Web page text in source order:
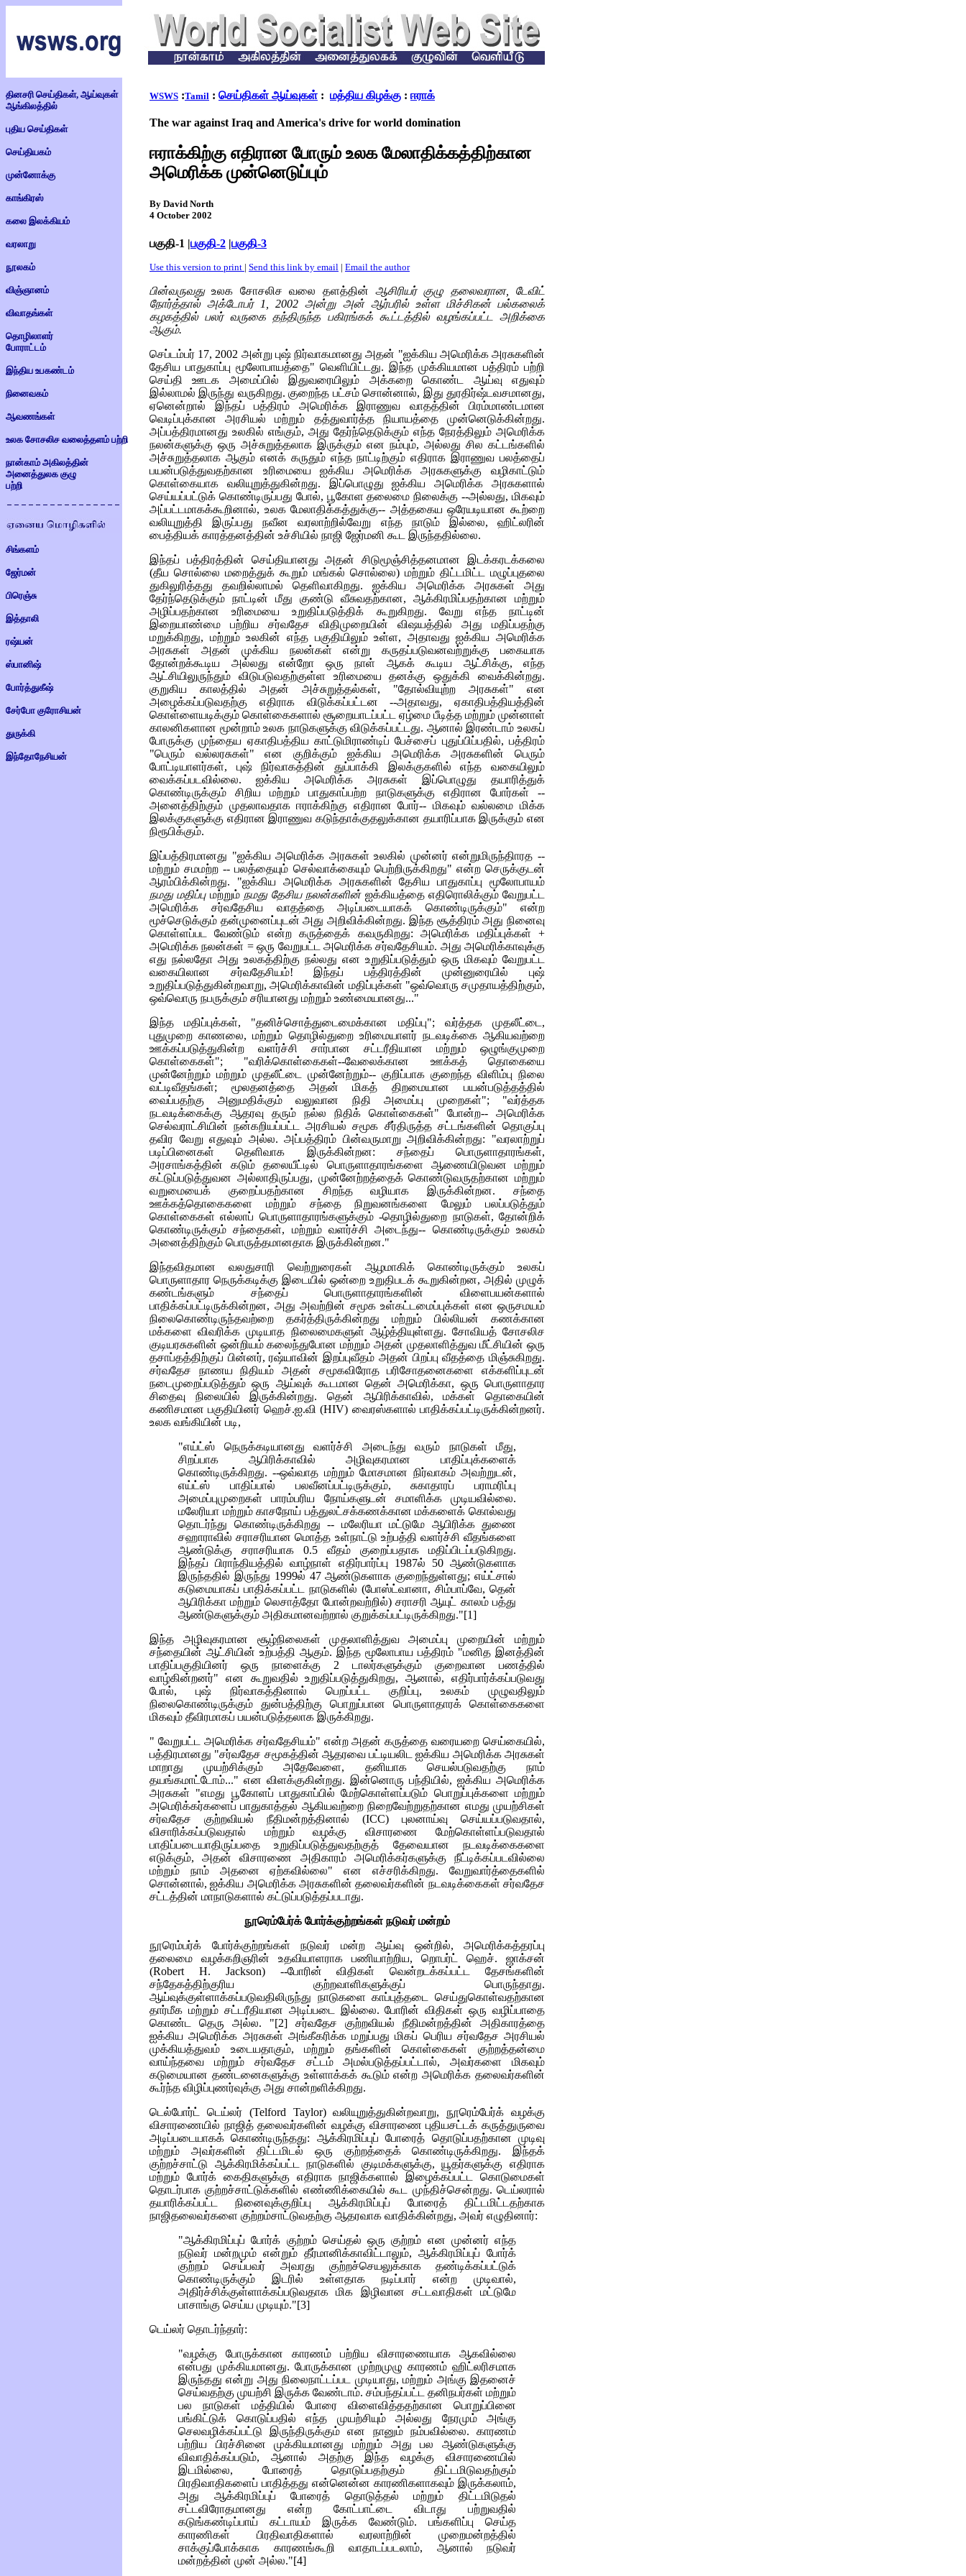
தினசரி செய்திகள், ஆய்வுகள்
ஆங்கிலத்தில்
புதிய செய்திகள்
செய்தியகம்
முன்னோக்கு
காங்கிரஸ்
கலை இலக்கியம்
வரலாறு
நூலகம்
விஞ்ஞானம்
விவாதங்கள்
தொழிலாளர்
போராட்டம்
இந்திய உபகண்டம்
நினைவகம்
ஆவணங்கள்
உலக சோசலிச வலைத்தளம் பற்றி
நான்காம் அகிலத்தின்
அனைத்துலக குழு
பற்றி
சிங்களம்
ஜேர்மன்
பிரெஞ்சு
இத்தாலி
ரஷ்யன்
ஸ்பானிஷ்
போர்த்துகீஷ்
சேர்போ குரோசியன்
துருக்கி
இந்தோநேசியன்
WSWS :Tamil : செய்திகள் ஆய்வுகள் : மத்திய கிழக்கு : ஈராக்
The war against Iraq and America's drive for world domination
ஈராக்கிற்கு எதிரான போரும் உலக மேலாதிக்கத்திற்கான
அமெரிக்க முன்னெடுப்பும்
By David North
4 October 2002
பகுதி-1 |பகுதி-2 |பகுதி-3
Use this version to print | Send this link by email | Email the author
பின்வருவதுஉலக சோசலிச வலை தளத்தின் ஆசிரியர் குழு தலைவரான, டேவிட்
நோர்த்தால் அக்டோபர் 1, 2002 அன்று அன் ஆர்பரில் உள்ள மிச்சிகன் பல்கலைக்
கழகத்தில் பலர் வருகை தந்திருந்த பகிரங்கக் கூட்டத்தில் வழங்கப்பட்ட அறிக்கை
ஆகும்.
செப்டம்பர் 17, 2002 அன்று புஷ் நிர்வாகமானது அதன் "ஐக்கிய அமெரிக்க அரசுகளின்
தேசிய பாதுகாப்பு மூலோபாயத்தை" வெளியிட்டது. இந்த முக்கியமான பத்திரம் பற்றி
செய்தி ஊடக அமைப்பில் இதுவரையிலும் அக்கறை கொண்ட ஆய்வு எதுவும்
இல்லாமல் இருந்து வருகிறது. குறைந்த பட்சம் சொன்னால், இது துரதிர்ஷ்டவசமானது,
ஏனென்றால் இந்தப் பத்திரம் அமெரிக்க இராணுவ வாதத்தின் பிரம்மாண்டமான
வெடிப்புக்கான அரசியல் மற்றும் தத்துவார்த்த நியாயத்தை முன்னெடுக்கின்றது.
அப்பத்திரமானது உலகில் எங்கும், அது தேர்ந்தெடுக்கும் எந்த நேரத்திலும் அமெரிக்க
நலன்களுக்கு ஒரு அச்சுறுத்தலாக இருக்கும் என நம்பும், அல்லது சில கட்டங்களில்
அச்சுறுத்தலாக ஆகும் எனக் கருதும் எந்த நாட்டிற்கும் எதிராக இராணுவ பலத்தைப்
பயன்படுத்துவதற்கான உரிமையை ஐக்கிய அமெரிக்க அரசுகளுக்கு வழிகாட்டும்
கொள்கையாக வலியுறுத்துகின்றது. இப்பொழுது ஐக்கிய அமெரிக்க அரசுகளால்
செய்யப்பட்டுக் கொண்டிருப்பது போல், பூகோள தலைமை நிலைக்கு --அல்லது, மிகவும்
அப்பட்டமாகக்கூறினால், உலக மேலாதிக்கத்துக்கு-- அத்தகைய ஒரேயடியான கூற்றை
வலியுறுத்தி இருப்பது நவீன வரலாற்றில்வேறு எந்த நாடும் இல்லை, ஹிட்லரின்
பைத்தியக் காரத்தனத்தின் உச்சியில் நாஜி ஜேர்மனி கூட இருந்ததில்லை.
இந்தப் பத்திரத்தின் செய்தியானது அதன் சிடுமூஞ்சித்தனமான இடக்கரடக்கலை
(தீய சொல்லை மறைத்துக் கூறும் மங்கல் சொல்லை) மற்றும் திட்டமிட்ட மழுப்புதலை
துகிலுரித்தது தவறில்லாமல் தெளிவாகிறது. ஐக்கிய அமெரிக்க அரசுகள் அது
தேர்ந்தெடுக்கும் நாட்டின் மீது குண்டு வீசுவதற்கான, ஆக்கிரமிப்பதற்கான மற்றும்
அழிப்பதற்கான உரிமையை உறுதிப்படுத்திக் கூறுகிறது. வேறு எந்த நாட்டின்
இறையாண்மை பற்றிய சர்வதேச விதிமுறையின் விஷயத்தில் அது மதிப்பதற்கு
மறுக்கிறது, மற்றும் உலகின் எந்த பகுதியிலும் உள்ள, அதாவது ஐக்கிய அமெரிக்க
அரசுகள் அதன் முக்கிய நலன்கள் என்று கருதப்படுவனவற்றுக்கு பகையாக
தோன்றக்கூடிய அல்லது என்றோ ஒரு நாள் ஆகக் கூடிய ஆட்சிக்கு, எந்த
ஆட்சியிலுருந்தும் விடுபடுவதற்குள்ள உரிமையை தனக்கு ஒதுக்கி வைக்கின்றது.
குறுகிய காலத்தில் அதன் அச்சுறுத்தல்கள், "தோல்வியுற்ற அரசுகள்" என
அழைக்கப்படுவதற்கு எதிராக விடுக்கப்பட்டன --அதாவது, ஏகாதிபத்தியத்தின்
கொள்ளையடிக்கும் கொள்கைகளால் சூறையாடப்பட்ட ஏழ்மை பீடித்த மற்றும் முன்னாள்
காலனிகளான மூன்றாம் உலக நாடுகளுக்கு விடுக்கப்பட்டது. ஆனால் இரண்டாம் உலகப்
போருக்கு முந்தைய ஏகாதிபத்திய காட்டுமிராண்டிப் பேச்சைப் புதுப்பிப்பதில், பத்திரம்
"பெரும் வல்லரசுகள்" என குறிக்கும் ஐக்கிய அமெரிக்க அரசுகளின் பெரும்
போட்டியாளர்கள், புஷ் நிர்வாகத்தின் துப்பாக்கி இலக்குகளில் எந்த வகையிலும்
வைக்கப்படவில்லை. ஐக்கிய அமெரிக்க அரசுகள் இப்பொழுது தயாரித்துக்
கொண்டிருக்கும் சிறிய மற்றும் பாதுகாப்பற்ற நாடுகளுக்கு எதிரான போர்கள் --
அனைத்திற்கும் முதலாவதாக ஈராக்கிற்கு எதிரான போர்-- மிகவும் வல்லமை மிக்க
இலக்குகளுக்கு எதிரான இராணுவ கடுந்தாக்குதலுக்கான தயாரிப்பாக இருக்கும் என
நிரூபிக்கும்.
இப்பத்திரமானது "ஐக்கிய அமெரிக்க அரசுகள் உலகில் முன்னர் என்றுமிருந்திாரத --
மற்றும் சமமற்ற -- பலத்தையும் செல்வாக்கையும் பெற்றிருக்கிறது" என்ற செருக்குடன்
ஆரம்பிக்கின்றது. "ஐக்கிய அமெரிக்க அரசுகளின் தேசிய பாதுகாப்பு மூலோபாயம்
நமது மதிப்புமற்றும் நமது தேசிய நலன்களின்ஐக்கியத்தை எதிரொலிக்கும் வேறுபட்ட
அமெரிக்க சர்வதேசிய வாதத்தை அடிப்படையாகக் கொண்டிருக்கும்" என்ற
மூச்செடுக்கும் தன்முனைப்புடன் அது அறிவிக்கின்றது. இந்த சூத்திரம் அது நினைவு
கொள்ளப்பட வேண்டும் என்ற கருத்தைக் கவருகிறது: அமெரிக்க மதிப்புக்கள் +
அமெரிக்க நலன்கள் = ஒரு வேறுபட்ட அமெரிக்க சர்வதேசியம். அது அமெரிக்காவுக்கு
எது நல்லதோ அது உலகத்திற்கு நல்லது என உறுதிப்படுத்தும் ஒரு மிகவும் வேறுபட்ட
வகையிலான சர்வதேசியம்! இந்தப் பத்திரத்தின் முன்னுரையில் புஷ்
உறுதிப்படுத்துகின்றவாறு, அமெரிக்காவின் மதிப்புக்கள் "ஒவ்வொரு சமுதாயத்திற்கும்,
ஒவ்வொரு நபருக்கும் சரியானது மற்றும் உண்மையானது..."
இந்த மதிப்புக்கள், "தனிச்சொத்துடைமைக்கான மதிப்பு"; வர்த்தக முதலீட்டை,
புதுமுறை காணலை, மற்றும் தொழில்துறை உரிமையாளர் நடவடிக்கை ஆகியவற்றை
ஊக்கப்படுத்துகின்ற வளர்ச்சி சார்பான சட்டரீதியான மற்றும் ஒழுங்குமுறை
கொள்கைகள்"; "வரிக்கொள்கைகள்--வேலைக்கான ஊக்கத் தொகையை
முன்னேற்றும் மற்றும் முதலீட்டை முன்னேற்றும்-- குறிப்பாக குறைந்த விளிம்பு நிலை
வட்டிவீதங்கள்; மூலதனத்தை அதன் மிகத் திறமையான பயன்படுத்தத்தில்
வைப்பதற்கு அனுமதிக்கும் வலுவான நிதி அமைப்பு முறைகள்"; "வர்த்தக
நடவடிக்கைக்கு ஆதரவு தரும் நல்ல நிதிக் கொள்கைகள்" போன்ற-- அமெரிக்க
செல்வராட்சியின் நன்கறியப்பட்ட அரசியல் சமூக சீர்திருத்த சட்டங்களின் தொகுப்பு
தவிர வேறு எதுவும் அல்ல. அப்பத்திரம் பின்வருமாறு அறிவிக்கின்றது: "வரலாற்றுப்
படிப்பினைகள் தெளிவாக இருக்கின்றன: சந்தைப் பொருளாதாரங்கள்,
அரசாங்கத்தின் கடும் தலையீட்டில் பொருளாதாரங்களை ஆணையிடுவன மற்றும்
கட்டுப்படுத்துவன அல்லாதிருப்பது, முன்னேற்றத்தைக் கொண்டுவருதற்கான மற்றும்
வறுமையைக் குறைப்பதற்கான சிறந்த வழியாக இருக்கின்றன. சந்தை
ஊக்கத்தொகைகளை மற்றும் சந்தை நிறுவனங்களை மேலும் பலப்படுத்தும்
கொள்கைகள் எல்லாப் பொருளாதாரங்களுக்கும் -தொழில்துறை நாடுகள், தோன்றிக்
கொண்டிருக்கும் சந்தைகள், மற்றும் வளர்ச்சி அடைந்து-- கொண்டிருக்கும் உலகம்
அனைத்திற்கும் பொருத்தமானதாக இருக்கின்றன."
இந்தவிதமான வலதுசாரி வெற்றுரைகள் ஆழமாகிக் கொண்டிருக்கும் உலகப்
பொருளாதார நெருக்கடிக்கு இடையில் ஒன்றை உறுதிபடக் கூறுகின்றன, அதில் முழுக்
கண்டங்களும் சந்தைப் பொருளாதாரங்களின் விளைபயன்களால்
பாதிக்கப்பட்டிருக்கின்றன, அது அவற்றின் சமூக உள்கட்டமைப்புக்கள் என ஒருசமயம்
நிலைகொண்டிருந்தவற்றை தகர்த்திருக்கின்றது மற்றும் பில்லியன் கணக்கான
மக்களை விவரிக்க முடியாத நிலைமைகளுள் ஆழ்த்தியுள்ளது. சோவியத் சோசலிச
குடியரசுகளின் ஒன்றியம் கலைந்துபோன மற்றும் அதன் முதலாளித்துவ மீட்சியின் ஒரு
தசாப்தத்திற்குப் பின்னர், ரஷ்யாவின் இறப்புவீதம் அதன் பிறப்பு வீதத்தை மிஞ்சுகிறது.
சர்வதேச நாணய நிதியம் அதன் சமூகவிரோத பரிசோதனைகளை எக்களிப்புடன்
நடைமுறைப்படுத்தும் ஒரு ஆய்வுக் கூடமான தென் அமெரிக்கா, ஒரு பொருளாதார
சிதைவு நிலையில் இருக்கின்றது. தென் ஆபிரிக்காவில், மக்கள் தொகையின்
கணிசமான பகுதியினர் ஹெச்.ஐ.வி(HIV) வைரஸ்களால் பாதிக்கப்பட்டிருக்கின்றனர்.
உலக வங்கியின் படி,
"எய்ட்ஸ் நெருக்கடியானது வளர்ச்சி அடைந்து வரும் நாடுகள் மீது,
சிறப்பாக ஆபிரிக்காவில் அழிவுகரமான பாதிப்புக்களைக்
கொண்டிருக்கிறது. --ஒவ்வாத மற்றும் மோசமான நிர்வாகம் அவற்றுடன்,
எய்ட்ஸ் பாதிப்பால் பலவீனப்பட்டிருக்கும், சுகாதாரப் பராமரிப்பு
அமைப்புமுறைகள் பாரம்பரிய நோய்களுடன் சமாளிக்க முடியவில்லை.
மலேரியா மற்றும் காசநோய் பத்துலட்சக்கணக்கான மக்களைக் கொல்வது
தொடர்ந்து கொண்டிருக்கிறது -- மலேரியா மட்டுமே ஆபிரிக்க துணை
சஹாராவில் சராசரியான மொத்த உள்நாட்டு உற்பத்தி வளர்ச்சி வீதங்களை
ஆண்டுக்கு சராசரியாக 0.5 வீதம் குறைப்பதாக மதிப்பிடப்படுகிறது.
இந்தப் பிராந்தியத்தில் வாழ்நாள் எதிர்பார்ப்பு 1987ல் 50 ஆண்டுகளாக
இருந்ததில் இருந்து 1999ல் 47 ஆண்டுகளாக குறைந்துள்ளது; எய்ட்சால்
கடுமையாகப் பாதிக்கப்பட்ட நாடுகளில் (போஸ்ட்வானா, சிம்பாப்வே, தென்
ஆபிரிக்கா மற்றும் லெசாத்தோ போன்றவற்றில்) சராசரி ஆயுட் காலம் பத்து
ஆண்டுகளுக்கும் அதிகமானவற்றால் குறுக்கப்பட்டிருக்கிறது."[1]
இந்த அழிவுகரமான சூழ்நிலைகள் முதலாளித்துவ அமைப்பு முறையின் மற்றும்
சந்தையின் ஆட்சியின் உற்பத்தி ஆகும். இந்த மூலோபாய பத்திரம் "மனித இனத்தின்
பாதிப்பகுதியினர் ஒரு நாளைக்கு 2 டாலர்களுக்கும் குறைவான பணத்தில்
வாழ்கின்றனர்" என கூறுவதில் உறுதிப்படுத்துகிறது, ஆனால், எதிர்பார்க்கப்படுவது
போல், புஷ் நிர்வாகத்தினால் பெறப்பட்ட குறிப்பு, உலகம் முழுவதிலும்
நிலைகொண்டிருக்கும் துன்பத்திற்கு பொறுப்பான பொருளாதாரக் கொள்கைகளை
மிகவும் தீவிரமாகப் பயன்படுத்தலாக இருக்கிறது.
" வேறுபட்ட அமெரிக்க சர்வதேசியம்" என்ற அதன் கருத்தை வரையறை செய்கையில்,
பத்திரமானது "சர்வதேச சமூகத்தின் ஆதரவை பட்டியலிட ஐக்கிய அமெரிக்க அரசுகள்
மாறாது முயற்சிக்கும் அதேவேளை, தனியாக செயல்படுவதற்கு நாம்
தயங்கமாட்டோம்..." என விளக்குகின்றது. இன்னொரு பந்தியில், ஐக்கிய அமெரிக்க
அரசுகள் "எமது பூகோளப் பாதுகாப்பில் மேற்கொள்ளப்படும் பொறுப்புக்களை மற்றும்
அமெரிக்கர்களைப் பாதுகாத்தல் ஆகியவற்றை நிறைவேற்றுதற்கான எமது முயற்சிகள்
சர்வதேச குற்றவியல் நீதிமன்றத்தினால் (ICC) புலனாய்வு செய்யப்படுவதால்,
விசாரிக்கப்படுவதால் மற்றும் வழக்கு விசாரணை மேற்கொள்ளப்படுவதால்
பாதிப்படையாதிருப்பதை
உறுதிப்படுத்துவதற்குத் தேவையான நடவடிக்கைகளை
எடுக்கும், அதன் விசாரணை அதிகாரம் அமெரிக்கர்களுக்கு நீட்டிக்கப்படவில்லை
மற்றும் நாம் அதனை ஏற்கவில்லை" என எச்சரிக்கிறது. வேறுவார்த்தைகளில்
சொன்னால், ஐக்கிய அமெரிக்க அரசுகளின் தலைவர்களின் நடவடிக்கைகள் சர்வதேச
சட்டத்தின் மாநாடுகளால் கட்டுப்படுத்தப்படாது.
நூரெம்பேர்க் போர்க்குற்றங்கள் நடுவர் மன்றம்
நூரெம்பர்க் போர்க்குற்றங்கள் நடுவர் மன்ற ஆய்வு ஒன்றில், அமெரிக்கத்தரப்பு
தலைமை வழக்கறிஞரின் உதவியாளராக பணியாற்றிய, றொபர்ட் ஹெச். ஜாக்சன்
(Robert H. Jackson) --போரின் விதிகள் வென்றடக்கப்பட்ட தேசங்களின்
சந்தேகத்திற்குரிய குற்றவாளிகளுக்குப் பொருந்தாது.
ஆய்வுக்குள்ளாக்கப்படுவதிலிருந்து நாடுகளை காப்புத்தடை செய்துகொள்வதற்கான
தார்மீக மற்றும் சட்டரீதியான அடிப்படை இல்லை. போரின் விதிகள் ஒரு வழிப்பாதை
கொண்ட தெரு அல்ல. "[2] சர்வதேச குற்றவியல் நீதிமன்றத்தின் அதிகாரத்தை
ஐக்கிய அமெரிக்க அரசுகள் அங்கீகரிக்க மறுப்பது மிகப் பெரிய சர்வதேச அரசியல்
முக்கியத்துவம் உடையதாகும், மற்றும் தங்களின் கொள்கைகள் குற்றத்தன்மை
வாய்ந்தவை மற்றும் சர்வதேச சட்டம் அமல்படுத்தப்பட்டால், அவர்களை மிகவும்
கடுமையான தண்டனைகளுக்கு உள்ளாக்கக் கூடும் என்ற அமெரிக்க தலைவர்களின்
கூர்ந்த விழிப்புணர்வுக்கு அது சான்றளிக்கிறது.
டெல்போர்ட் டெய்லர் (Telford Taylor)வலியுறுத்துகின்றவாறு, நூரெம்பேர்க் வழக்கு
விசாரணையில் நாஜித் தலைவர்களின் வழக்கு விசாரணை புதியசட்டக் கருத்துருவை
அடிப்படையாகக் கொண்டிருந்தது: ஆக்கிரமிப்புப் போரைத் தொடுப்பதற்கான முடிவு
மற்றும் அவர்களின் திட்டமிடல் ஒரு குற்றத்தைக் கொண்டிருக்கிறது. இந்தக்
குற்றச்சாட்டு ஆக்கிரமிக்கப்பட்ட நாடுகளில் குடிமக்களுக்கு, யூதர்களுக்கு எதிராக
மற்றும் போர்க் கைதிகளுக்கு எதிராக நாஜிக்களால் இழைக்கப்பட்ட கொடுமைகள்
தொடர்பாக குற்றச்சாட்டுக்களில் எண்ணிக்கையில் கூட முந்திச்சென்றது. டெய்லரால்
தயாரிக்கப்பட்ட நினைவுக்குறிப்பு ஆக்கிரமிப்புப் போரைத் திட்டமிட்டதற்காக
நாஜிதலைவர்களை குற்றம்சாட்டுவதற்கு ஆதரவாக வாதிக்கின்றது, அவர் எழுதினார்:
"ஆக்கிரமிப்புப் போர்க் குற்றம் செய்தல் ஒரு குற்றம் என முன்னர் எந்த
நடுவர் மன்றமும் என்றும் தீர்மானிக்காவிட்டாலும், ஆக்கிரமிப்புப் போர்க்
குற்றம் செய்பவர் அவரது குற்றச்செயலுக்காக தண்டிக்கப்பட்டுக்
கொண்டிருக்கும் இடரில் உள்ளதாக நடிப்பார் என்ற முடிவால்,
அதிர்ச்சிக்குள்ளாக்கப்படுவதாக மிக இழிவான சட்டவாதிகள் மட்டுமே
பாசாங்கு செய்ய முடியும்."[3]
டெய்லர் தொடர்ந்தார்:
"வழக்கு போருக்கான காரணம் பற்றிய விசாரணையாக ஆகவில்லை
என்பது முக்கியமானது. போருக்கான முற்றமுழு காரணம் ஹிட்லரிசமாக
இருந்தது என்று அது நிலைநாட்டப்பட முடியாது, மற்றும் அங்கு இதனைச்
செய்வதற்கு முயற்சி இருக்க வேண்டாம். சம்பந்தப்பட்ட தனிநபர்கள் மற்றும்
பல நாடுகள் மத்தியில் போரை விளைவித்ததற்கான பொறுப்பினை
பங்கிட்டுக் கொடுப்பதில் எந்த முயற்சியும் அல்லது நேரமும் அங்கு
செலவழிக்கப்பட்டு இருந்திருக்கும் என நானும் நம்பவில்லை. காரணம்
பற்றிய பிரச்சினை முக்கியமானது மற்றும் அது பல ஆண்டுகளுக்கு
விவாதிக்கப்படும், ஆனால் அதற்கு இந்த வழக்கு விசாரணையில்
இடமில்லை, போரைத் தொடுப்பதற்கும் திட்டமிடுவதற்கும்
பிரதிவாதிகளைப் பாதித்தது என்னென்ன காரணிகளாகவும் இருக்கலாம்,
அது ஆக்கிரமிப்புப் போரைத் தொடுத்தல் மற்றும் திட்டமிடுதல்
சட்டவிரோதமானது என்ற கோட்பாட்டை விடாது பற்றுவதில்
கடுங்கண்டிப்பாய் கட்டாயம் இருக்க வேண்டும். பங்களிப்பு செய்த
காரணிகள் பிரதிவாதிகளால் வரலாற்றின் முறைமன்றத்தில்
சாக்குப்போக்காக காரணங்கூறி வாதாடப்படலாம், ஆனால் நடுவர்
மன்றத்தின் முன் அல்ல."[4]